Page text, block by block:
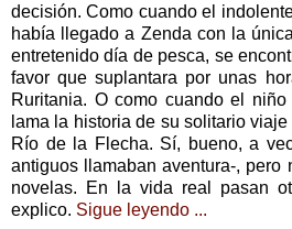
decisión. Como cuando el
había llegado a Zenda con la
entretenido día de pesca, se
favor que suplantara por unas
Ruritania. O como cuando el
lama la historia de su solitario
Río de la Flecha. Sí, bueno, a
antiguos llamaban aventura-, pero
novelas. En la vida real pasan
explico. Sigue leyendo ...